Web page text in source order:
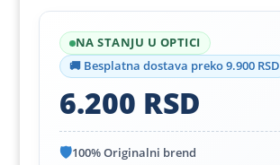
NA STANJU U OPTICI
🚚 Besplatna dostava preko 9.900 RSD
6.200 RSD
🛡️100% Originalni brend